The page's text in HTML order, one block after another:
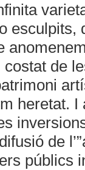
esculpits,
de
heretat. I
de
públics